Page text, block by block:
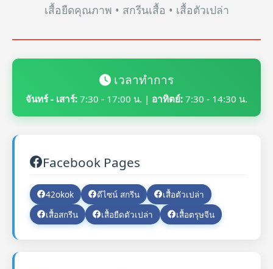
เสื้อยืดคุณภาพ • สกรีนเสื้อ • เสื้อตัวเปล่า
เวลาทำการ
จันทร์ - เสาร์: 7:30 - 17:00 น. | อาทิตย์: 7:30 - 14:30 น.
Facebook Pages
42okok ดีไซน์ สกรีน
เสื้อตัวเปล่า
เสื้อสกรีน
เสื้อยืดตัวเปล่า เสื้อตรุษจีน